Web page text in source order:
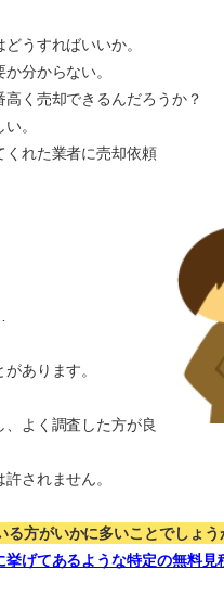
うすればいいか。
分からない。
く売却できるんだろうか？
い。
れた業者に売却依頼
あります。
よく調査した方が良
されません。
る方がいかに多いことでしょう
げてあるような特定の無料